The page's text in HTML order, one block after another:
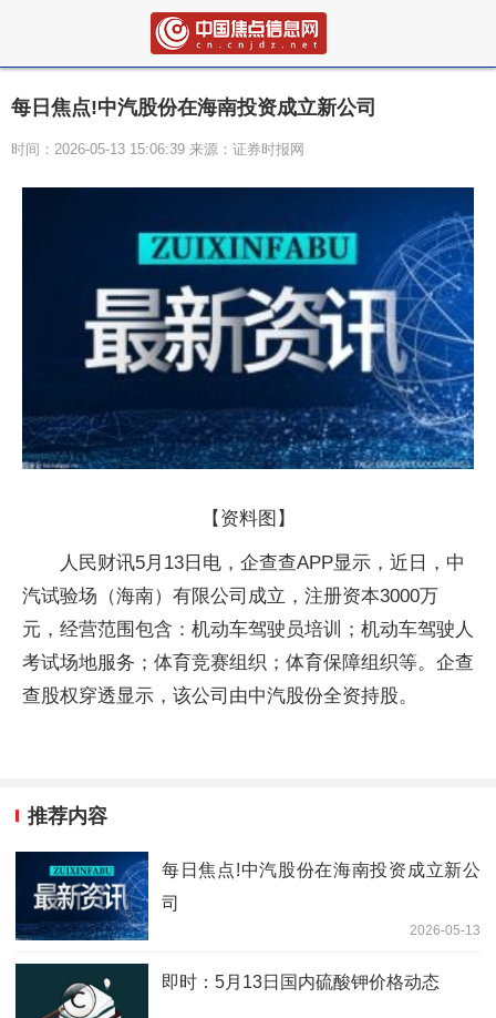
每日焦点!中汽股份在海南投资成立新公司
时间：2026-05-13 15:06:39 来源：证券时报网
【资料图】
人民财讯5月13日电，企查查APP显示，近日，中
汽试验场（海南）有限公司成立，注册资本3000万
元，经营范围包含：机动车驾驶员培训；机动车驾驶人
考试场地服务；体育竞赛组织；体育保障组织等。企查
查股权穿透显示，该公司由中汽股份全资持股。
推荐内容
每日焦点!中汽股份在海南投资成立新公
司
2026-05-13
即时：5月13日国内硫酸钾价格动态